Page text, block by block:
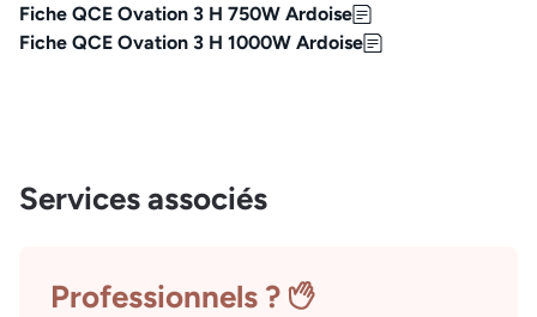
Fiche QCE Ovation 3 H 750W Ardoise
Fiche QCE Ovation 3 H 1000W Ardoise
Services associés
Professionnels ?